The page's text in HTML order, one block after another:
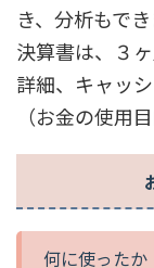
き、分析もでき
決算書は、３
詳細、キャッ
（お金の使用
何に使った